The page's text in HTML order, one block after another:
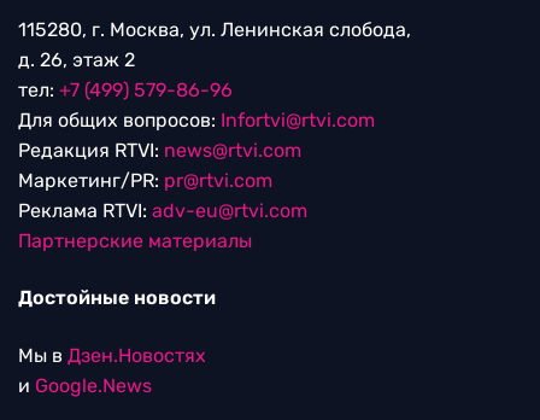
115280, г. Москва, ул. Ленинская слобода,
д. 26, этаж 2
тел: +7 (499) 579-86-96
Для общих вопросов: Infortvi@rtvi.com
Редакция RTVI: news@rtvi.com
Маркетинг/PR: pr@rtvi.com
Реклама RTVI: adv-eu@rtvi.com
Партнерские материалы
Достойные новости
Мы в Дзен.Новостях
и Google.News